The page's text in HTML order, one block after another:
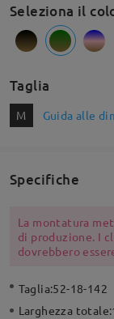
Seleziona il
Taglia
M Guida alle
Specifiche
La montatura
di produzione. I
dovrebbero
Taglia:52-18-142
Larghezza totale: